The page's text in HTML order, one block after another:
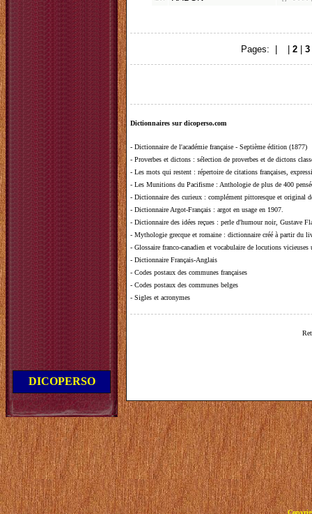
DICOPERSO
Pages: | 2 3
Dictionnaires sur dicoperso.com
- Dictionnaire de l'académie française - Septième édition (1877)
- Proverbes et dictons : sélection de proverbes et de dictons
- Les mots qui restent : répertoire de citations françaises,
- Les Munitions du Pacifisme : Anthologie de plus de 400
- Dictionnaire des curieux : complément pittoresque et original
- Dictionnaire Argot-Français : argot en usage en 1907.
- Dictionnaire des idées reçues : perle d'humour noir, Gustave
- Mythologie grecque et romaine : dictionnaire créé à partir du
- Glossaire franco-canadien et vocabulaire de locutions vicieuses
- Dictionnaire Français-Anglais
- Codes postaux des communes françaises
- Codes postaux des communes belges
- Sigles et acronymes